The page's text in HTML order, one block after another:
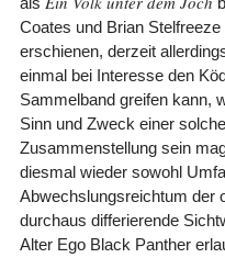
Coates und Brian
erschienen, derzeit
einmal bei Interesse den
Sammelband greifen kann,
Sinn und Zweck einer
Zusammenstellung sein
diesmal wieder sowohl
Abwechslungsreichtum der
durchaus differierende
Alter Ego Black Panther